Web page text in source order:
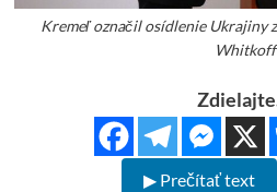
Kremeľ označil osídlenie Ukrajiny
Whitkoff
▶ Prečítať text